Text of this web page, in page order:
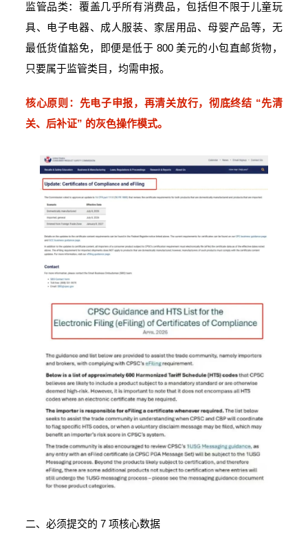
监管品类：覆盖几乎所有消费品，包括但不限于儿童玩
具、电子电器、成人服装、家居用品、母婴产品等，无
最低货值豁免，即便是低于 800 美元的小包直邮货物，
只要属于监管类目，均需申报。
核心原则：先电子申报，再清关放行，彻底终结 “先清
关、后补证” 的灰色操作模式。
二、必须提交的 7 项核心数据